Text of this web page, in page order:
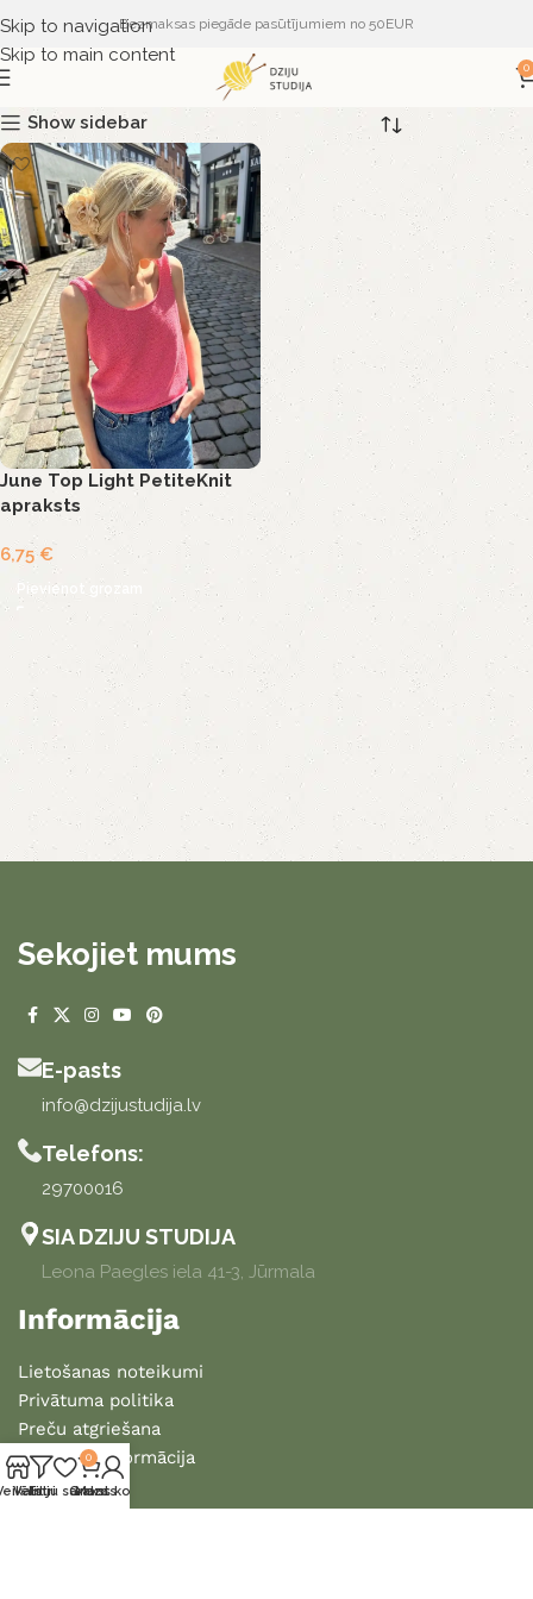
Skip to navigation
Skip to main content
Bezmaksas piegāde pasūtījumiem no 50EUR
0
Show sidebar
June Top Light PetiteKnit
apraksts
6,75€
Pievienot grozam
Sekojiet mums
E-pasts
info@dzijustudija.lv
Telefons:
29700016
SIA DZIJU STUDIJA
Leona Paegles iela 41-3, Jūrmala
Informācija
Lietošanas noteikumi
Privātuma politika
Preču atgriešana
Piegādes informācija
Filtri
Vēlmju saraksts
0
Grozs
Mans konts